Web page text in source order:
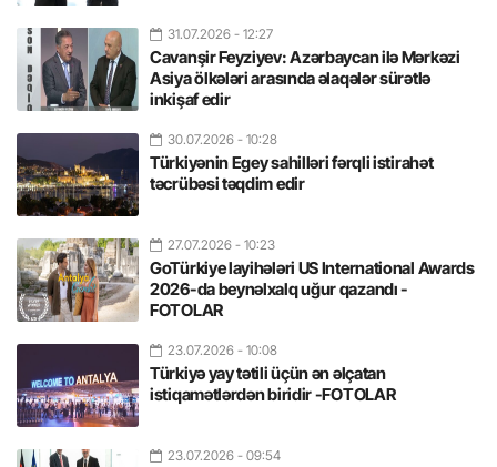
31.07.2026 - 12:27
Cavanşir Feyziyev: Azərbaycan ilə Mərkəzi
Asiya ölkələri arasında əlaqələr sürətlə
inkişaf edir
30.07.2026 - 10:28
Türkiyənin Egey sahilləri fərqli istirahət
təcrübəsi təqdim edir
27.07.2026 - 10:23
GoTürkiye layihələri US International Awards
2026-da beynəlxalq uğur qazandı -
FOTOLAR
23.07.2026 - 10:08
Türkiyə yay tətili üçün ən əlçatan
istiqamətlərdən biridir -FOTOLAR
23.07.2026 - 09:54